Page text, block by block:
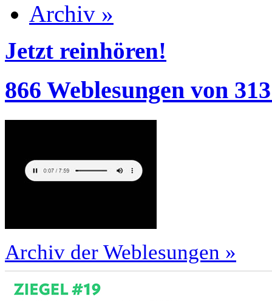
Archiv »
Jetzt reinhören!
866 Weblesungen von
Archiv der Weblesungen »